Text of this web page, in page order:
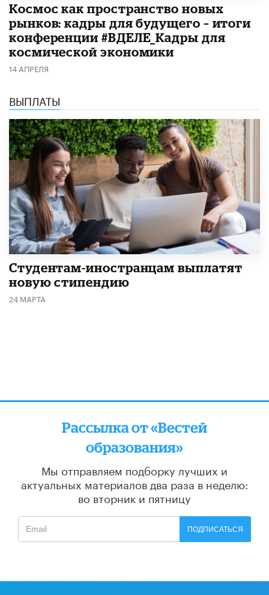
Космос как пространство новых
рынков: кадры для будущего – итоги
конференции #ВДЕЛЕ_Кадры для
космической экономики
14 АПРЕЛЯ
ВЫПЛАТЫ
Студентам-иностранцам выплатят
новую стипендию
24 МАРТА
Рассылка от «Вестей
образования»
Мы отправляем подборку лучших и
актуальных материалов два раза в неделю:
во вторник и пятницу
ПОДПИСАТЬСЯ